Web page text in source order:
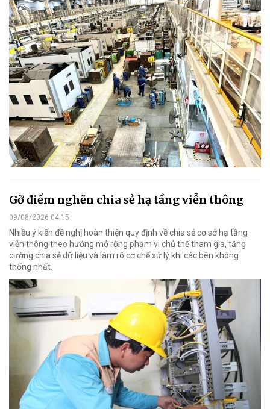
Gỡ điểm nghẽn chia sẻ hạ tầng viễn thông
09/08/2026 04:15
Nhiều ý kiến đề nghị hoàn thiện quy định về chia sẻ cơ sở hạ tầng
viễn thông theo hướng mở rộng phạm vi chủ thể tham gia, tăng
cường chia sẻ dữ liệu và làm rõ cơ chế xử lý khi các bên không
thống nhất.